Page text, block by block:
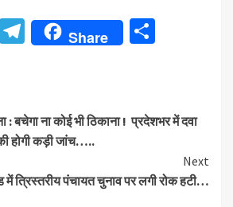
WhatsApp
Telegram
Share
: बचेगा ना कोई भी ठिकाना ! प्रदेशभर में दवा
होगी कड़ी जांच…..
Next
में त्रिस्तरीय पंचायत चुनाव पर लगी रोक हटी…